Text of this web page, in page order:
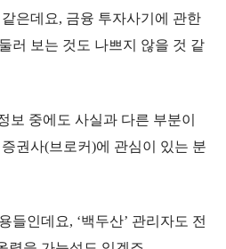
은데요, 금융 투자사기에 관한
러 보는 것도 나쁘지 않을 것 같
보 중에도 사실과 다른 부분이
권사(브로커)에 관심이 있는 분
들인데요, ‘백두산’ 관리자도 전